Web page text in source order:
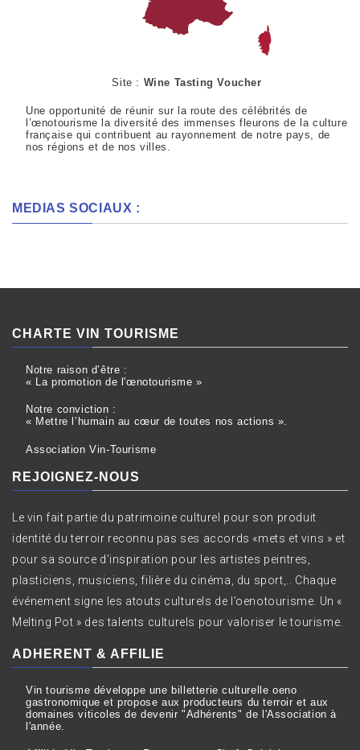
Site : Wine Tasting Voucher
Une opportunité de réunir sur la route des célébrités de
l’œnotourisme la diversité des immenses fleurons de la culture
française qui contribuent au rayonnement de notre pays, de
nos régions et de nos villes.
MEDIAS SOCIAUX :
CHARTE VIN TOURISME
Notre raison d’être :
« La promotion de l'œnotourisme »
Notre conviction :
« Mettre l’humain au cœur de toutes nos actions ».
Association Vin-Tourisme
REJOIGNEZ-NOUS
Le vin fait partie du patrimoine culturel pour son produit
identité du terroir reconnu pas ses accords «mets et vins » et
pour sa source d’inspiration pour les artistes peintres,
plasticiens, musiciens, filière du cinéma, du sport,.. Chaque
événement signe les atouts culturels de l’oenotourisme. Un «
Melting Pot » des talents culturels pour valoriser le tourisme.
ADHERENT & AFFILIE
Vin tourisme développe une billetterie culturelle oeno
gastronomique et propose aux producteurs du terroir et aux
domaines viticoles de devenir "Adhérents" de l'Association à
l'année.